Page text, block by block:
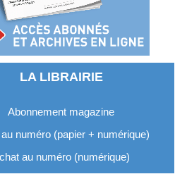
LA LIBRAIRIE
Abonnement magazine
numéro (papier + numérique)
au numéro (numérique)